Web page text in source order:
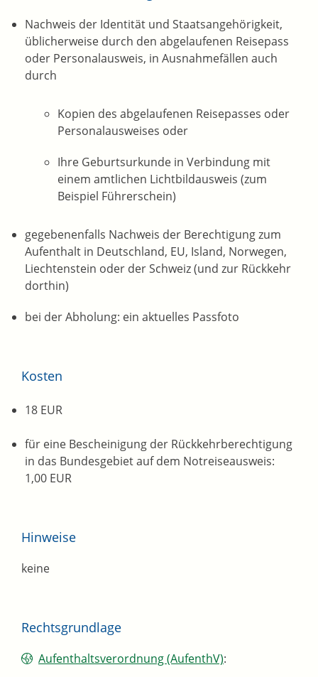
Nachweis der Identität und Staatsangehörigkeit,
üblicherweise durch den abgelaufenen Reisepass
oder Personalausweis, in Ausnahmefällen auch
durch
Kopien des abgelaufenen Reisepasses oder
Personalausweises oder
Ihre Geburtsurkunde in Verbindung mit
einem amtlichen Lichtbildausweis (zum
Beispiel Führerschein)
gegebenenfalls Nachweis der Berechtigung zum
Aufenthalt in Deutschland, EU, Island, Norwegen,
Liechtenstein oder der Schweiz (und zur Rückkehr
dorthin)
bei der Abholung: ein aktuelles Passfoto
Kosten
18 EUR
für eine Bescheinigung der Rückkehrberechtigung
in das Bundesgebiet auf dem Notreiseausweis:
1,00 EUR
Hinweise
keine
Rechtsgrundlage
Aufenthaltsverordnung (AufenthV):